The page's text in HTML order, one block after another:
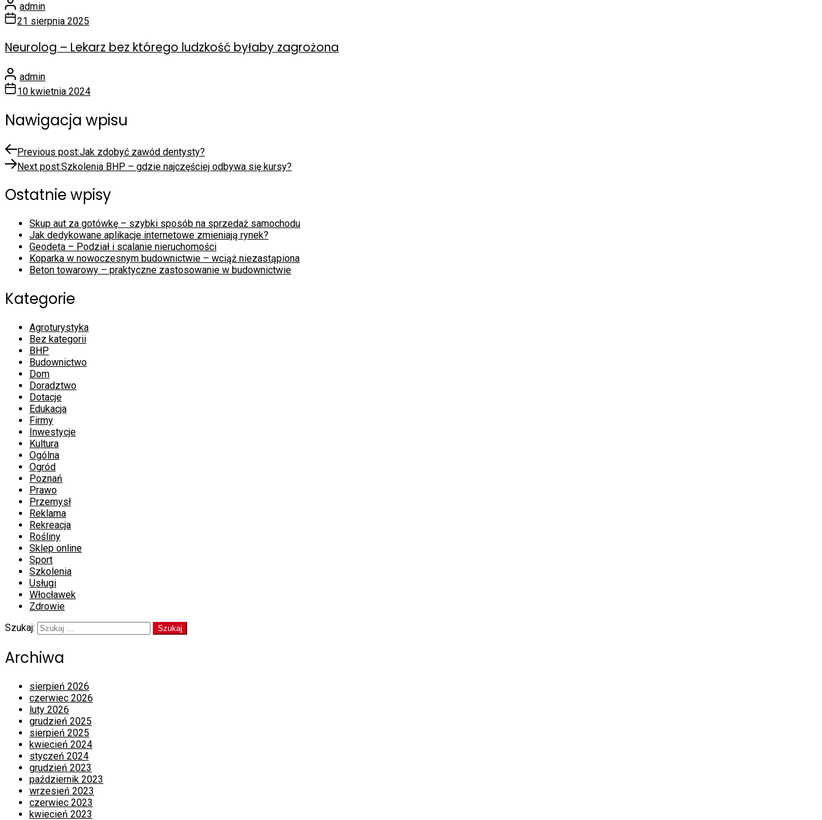
admin
21 sierpnia 2025
Neurolog – Lekarz bez którego ludzkość byłaby zagrożona
admin
10 kwietnia 2024
Nawigacja wpisu
Previous post:Jak zdobyć zawód dentysty?
Next post:Szkolenia BHP – gdzie najczęściej odbywa się kursy?
Ostatnie wpisy
Skup aut za gotówkę – szybki sposób na sprzedaż samochodu
Jak dedykowane aplikacje internetowe zmieniają rynek?
Geodeta – Podział i scalanie nieruchomości
Koparka w nowoczesnym budownictwie – wciąż niezastąpiona
Beton towarowy – praktyczne zastosowanie w budownictwie
Kategorie
Agroturystyka
Bez kategorii
BHP
Budownictwo
Dom
Doradztwo
Dotacje
Edukacja
Firmy
Inwestycje
Kultura
Ogólna
Ogród
Poznań
Prawo
Przemysł
Reklama
Rekreacja
Rośliny
Sklep online
Sport
Szkolenia
Usługi
Włocławek
Zdrowie
Szukaj:
Archiwa
sierpień 2026
czerwiec 2026
luty 2026
grudzień 2025
sierpień 2025
kwiecień 2024
styczeń 2024
grudzień 2023
październik 2023
wrzesień 2023
czerwiec 2023
kwiecień 2023